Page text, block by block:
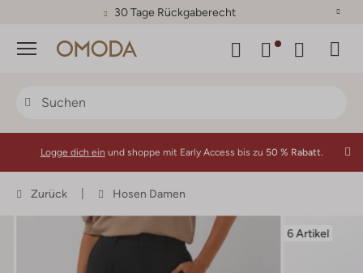
30 Tage Rückgaberecht
Menü
Logge dich ein und shoppe mit Early Access bis zu 50 % Rabatt.
Zurück Hosen Damen
6 Artikel